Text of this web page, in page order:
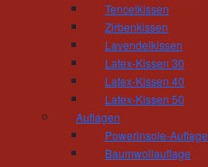
Tencelkissen
Zirbenkissen
Lavendelkissen
Latex-Kissen 30
Latex-Kissen 40
Latex-Kissen 50
Auflagen
Powerinsole-Auflage
Baumwollauflage
Schon
um sich
Sie
vielen
Mit